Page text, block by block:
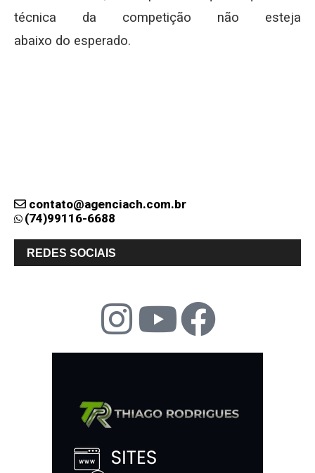
técnica da competição não esteja
abaixo do esperado.
contato@agenciach.com.br
(74)99116-6688
REDES SOCIAIS